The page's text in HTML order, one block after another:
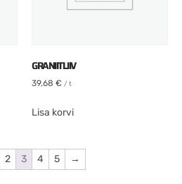
GRANIITLIIV
39,68 € / t
Lisa korvi
2 3 4 5 →